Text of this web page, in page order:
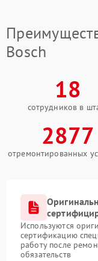
Bosch
18
сотрудников в
2877
отремонтированных
Используются
сертификацию
работу после
обязательств